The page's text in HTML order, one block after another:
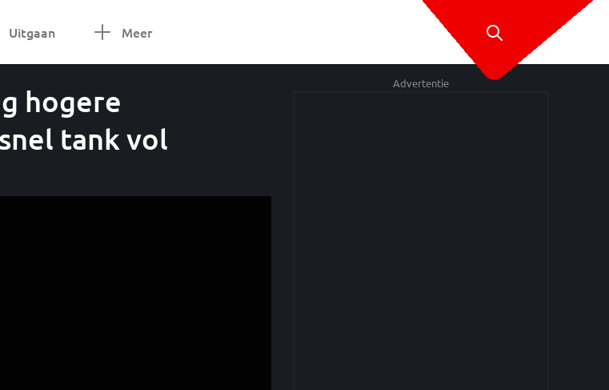
Uitgaan Meer
hogere
tank vol
Advertentie